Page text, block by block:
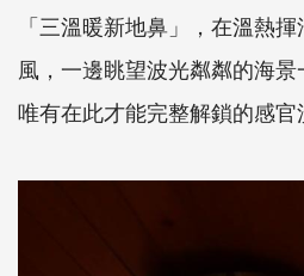
「三溫暖新地鼻」，在溫熱
風，一邊眺望波光粼粼的海
唯有在此才能完整解鎖的感官